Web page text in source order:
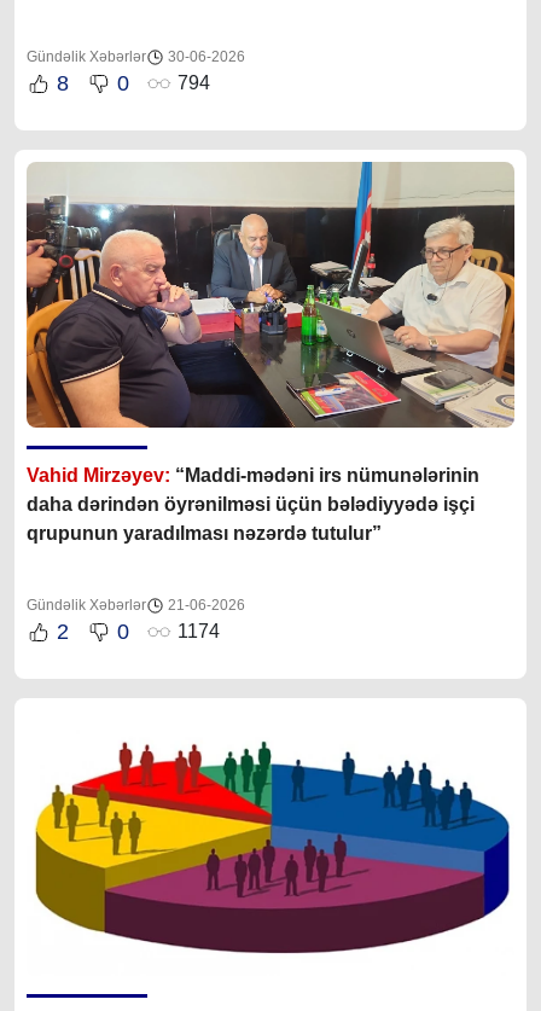
Gündəlik Xəbərlər 30-06-2026
8 0 794
Vahid Mirzəyev: “Maddi-mədəni irs nümunələrinin
daha dərindən öyrənilməsi üçün bələdiyyədə işçi
qrupunun yaradılması nəzərdə tutulur”
Gündəlik Xəbərlər 21-06-2026
2 0 1174